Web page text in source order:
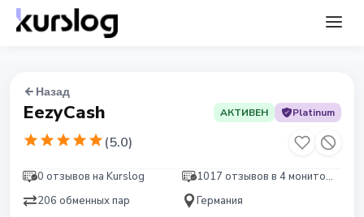
Назад
EezyCash АКТИВЕН Platinum
(5.0)
0 отзывов на Kurslog
1017 отзывов в 4 мониторингах
206 обменных пар
Германия